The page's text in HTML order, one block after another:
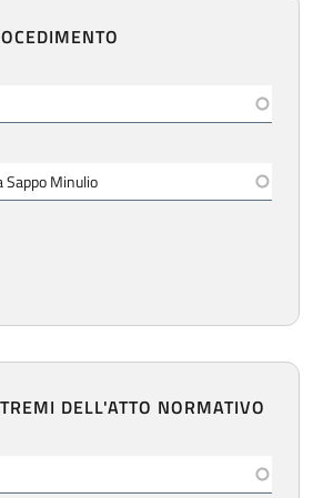
DELL'ATTO NORMATIVO